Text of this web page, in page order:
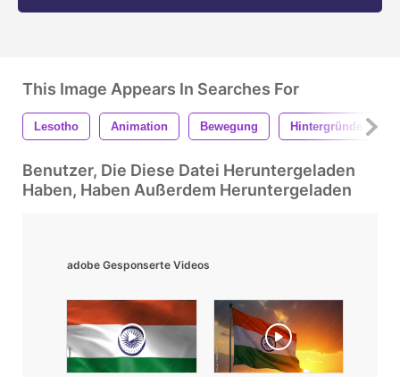
This Image Appears In Searches For
Lesotho Animation Bewegung Hintergründe
Benutzer, Die Diese Datei Heruntergeladen
Haben, Haben Außerdem Heruntergeladen
adobe Gesponserte Videos